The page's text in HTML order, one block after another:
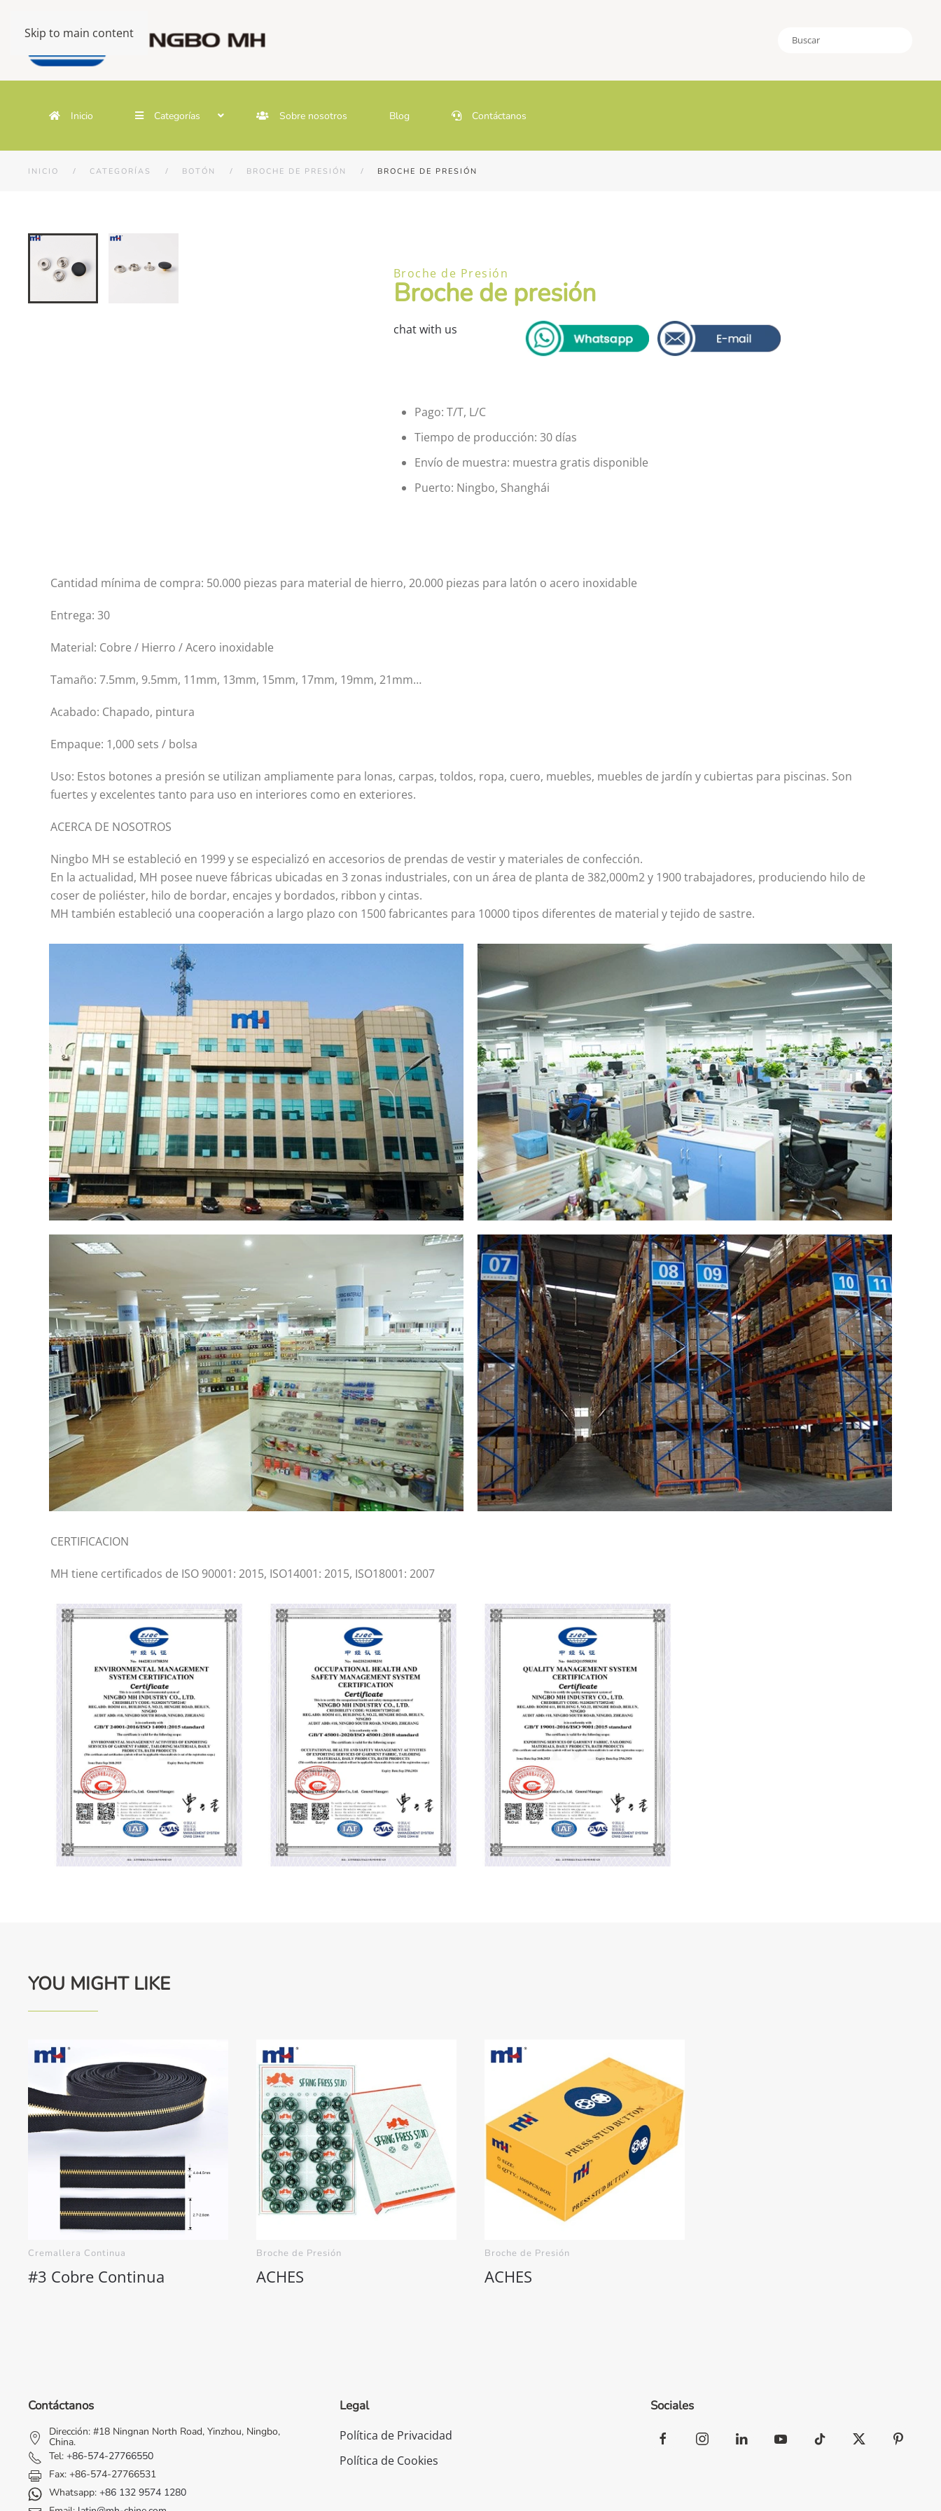
Skip to main content
Inicio Categorías Sobre nosotros Blog Contáctanos
INICIO CATEGORÍAS BOTÓN BROCHE DE PRESIÓN BROCHE DE PRESIÓN
Broche de Presión
Broche de presión
chat with us
Pago: T/T, L/C
Tiempo de producción: 30 días
Envío de muestra: muestra gratis disponible
Puerto: Ningbo, Shanghái
Cantidad mínima de compra: 50.000 piezas para material de hierro, 20.000 piezas para latón o acero inoxidable
Entrega: 30
Material: Cobre / Hierro / Acero inoxidable
Tamaño: 7.5mm, 9.5mm, 11mm, 13mm, 15mm, 17mm, 19mm, 21mm…
Acabado: Chapado, pintura
Empaque: 1,000 sets / bolsa
Uso: Estos botones a presión se utilizan ampliamente para lonas, carpas, toldos, ropa, cuero, muebles, muebles de jardín y cubiertas para piscinas. Son
fuertes y excelentes tanto para uso en interiores como en exteriores.
ACERCA DE NOSOTROS
Ningbo MH se estableció en 1999 y se especializó en accesorios de prendas de vestir y materiales de confección.
En la actualidad, MH posee nueve fábricas ubicadas en 3 zonas industriales, con un área de planta de 382,000m2 y 1900 trabajadores, produciendo hilo de
coser de poliéster, hilo de bordar, encajes y bordados, ribbon y cintas.
MH también estableció una cooperación a largo plazo con 1500 fabricantes para 10000 tipos diferentes de material y tejido de sastre.
CERTIFICACION
MH tiene certificados de ISO 90001: 2015, ISO14001: 2015, ISO18001: 2007
YOU MIGHT LIKE
Cremallera Continua
#3 Cobre Continua
Broche de Presión
ACHES
Broche de Presión
ACHES
Contáctanos
Dirección: #18 Ningnan North Road, Yinzhou, Ningbo,
China.
Tel: +86-574-27766550
Fax: +86-574-27766531
Whatsapp: +86 132 9574 1280
Legal
Política de Privacidad
Política de Cookies
Sociales